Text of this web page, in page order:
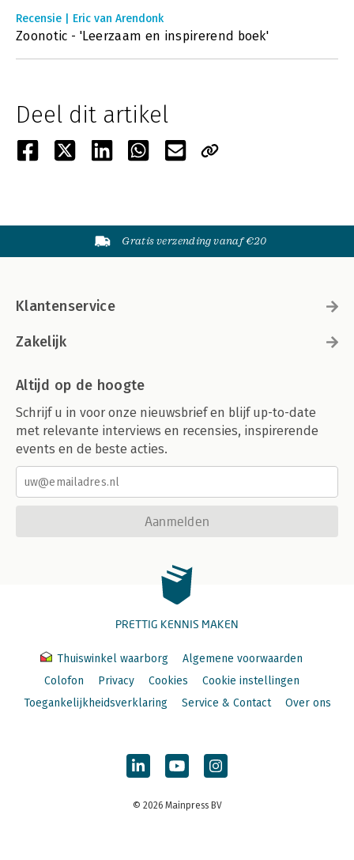
Recensie | Eric van Arendonk
Zoonotic - 'Leerzaam en inspirerend boek'
Deel dit artikel
Gratis verzending vanaf €20
Klantenservice
Zakelijk
Altijd op de hoogte
Schrijf u in voor onze nieuwsbrief en blijf up-to-date
met relevante interviews en recensies, inspirerende
events en de beste acties.
Aanmelden
PRETTIG KENNIS MAKEN
Thuiswinkel waarborg
Algemene voorwaarden
Colofon
Privacy Cookies
Cookie instellingen
Toegankelijkheidsverklaring
Service & Contact Over ons
© 2026 Mainpress BV